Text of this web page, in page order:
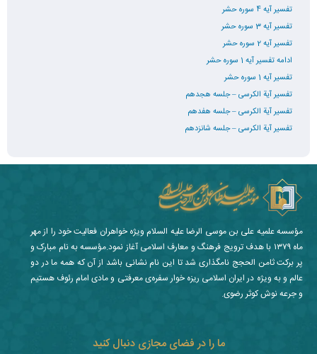
تفسیر آیه 4 سوره حشر
تفسیر آیه 3 سوره حشر
تفسیر آیه 2 سوره حشر
ادامه تفسیر آیه 1 سوره حشر
تفسیر آیه 1 سوره حشر
تفسیر آیة الکرسی – جلسه هجدهم
تفسیر آیة الکرسی – جلسه هفدهم
تفسیر آیة الکرسی – جلسه شانزدهم
ما را در فضای مجازی دنبال کنید
مؤسسه علمیه علی بن موسی الرضا علیه السلام ویژه خواهران فعالیت خود را از مهر
ماه ۱۳۷۹ با هدف ترویج فرهنگ و معارف اسلامی آغاز نمود.مؤسسه به نام مبارک و
پر برکت ثامن الحجج نامگذاری شد تا این نام نشانی باشد از آن که همه ما در دو
عالم و به ویژه در ایران اسلامی ریزه خوار سفره‌ی معرفتی و مادی امام رئوف هستیم
و جرعه نوش کوثر رضوی.